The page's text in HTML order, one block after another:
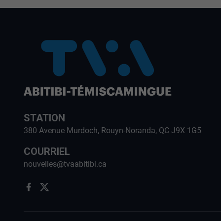
STATION
380 Avenue Murdoch, Rouyn-Noranda, QC J9X 1G5
COURRIEL
nouvelles@tvaabitibi.ca